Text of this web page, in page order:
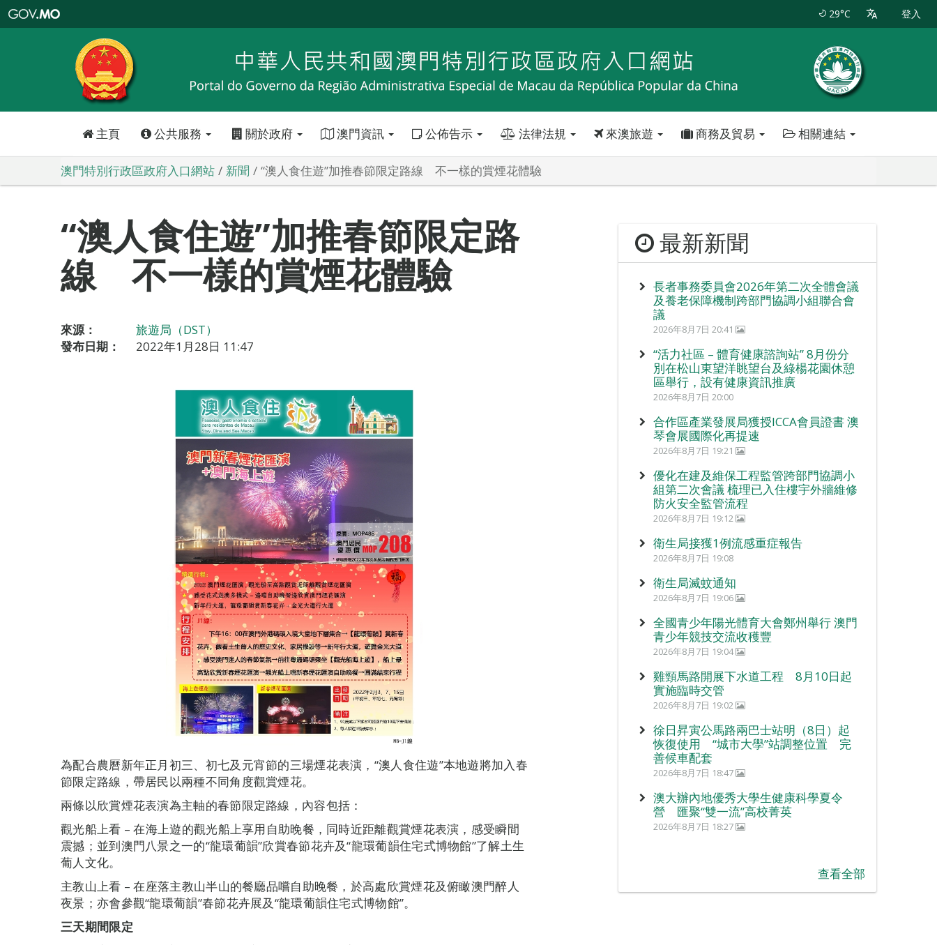
特
政
區
政
口
29°C 登入
主頁 公共服務 關於政府 澳門資訊 公佈告示 法律法規 來澳旅遊 商務及貿易 相關連結
澳門特別行政區政府入口網站 新聞 “澳人食住遊”加推春節限定路線 不一樣的賞煙花體驗
“澳人食住遊”加推春節限定路
線 不一樣的賞煙花體驗
來源：
旅遊局（DST）
發布日期：
2022年1月28日 11:47
為配合農曆新年正月初三、初七及元宵節的三場煙花表演，“澳人食住遊”本地遊將加入春
節限定路線，帶居民以兩種不同角度觀賞煙花。
兩條以欣賞煙花表演為主軸的春節限定路線，內容包括：
觀光船上看 – 在海上遊的觀光船上享用自助晚餐，同時近距離觀賞煙花表演，感受瞬間
震撼；並到澳門八景之一的“龍環葡韻”欣賞春節花卉及“龍環葡韻住宅式博物館”了解土生
葡人文化。
主教山上看 – 在座落主教山半山的餐廳品嚐自助晚餐，於高處欣賞煙花及俯瞰澳門醉人
夜景；亦會參觀“龍環葡韻”春節花卉展及“龍環葡韻住宅式博物館”。
三天期間限定
最新新聞
長者事務委員會2026年第二次全體會議
及養老保障機制跨部門協調小組聯合會
議
2026年8月7日 20:41
“活力社區 – 體育健康諮詢站” 8月份分
別在松山東望洋眺望台及綠楊花園休憩
區舉行，設有健康資訊推廣
2026年8月7日 20:00
合作區產業發展局獲授ICCA會員證書 澳
琴會展國際化再提速
2026年8月7日 19:21
優化在建及維保工程監管跨部門協調小
組第二次會議 梳理已入住樓宇外牆維修
防火安全監管流程
2026年8月7日 19:12
衛生局接獲1例流感重症報告
2026年8月7日 19:08
衛生局滅蚊通知
2026年8月7日 19:06
全國青少年陽光體育大會鄭州舉行 澳門
青少年競技交流收穫豐
2026年8月7日 19:04
雞頸馬路開展下水道工程 8月10日起
實施臨時交管
2026年8月7日 19:02
徐日昇寅公馬路兩巴士站明（8日）起
恢復使用 “城市大學”站調整位置 完
善候車配套
2026年8月7日 18:47
澳大辦內地優秀大學生健康科學夏令
營 匯聚“雙一流”高校菁英
2026年8月7日 18:27
查看全部